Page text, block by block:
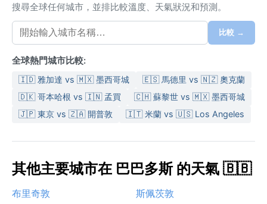
搜尋全球任何城市，並排比較溫度、天氣狀況和預測。
比較 →
全球熱門城市比較:
🇮🇩 雅加達 vs 🇲🇽 墨西哥城
🇪🇸 馬德里 vs 🇳🇿 奧克蘭
🇩🇰 哥本哈根 vs 🇮🇳 孟買
🇨🇭 蘇黎世 vs 🇲🇽 墨西哥城
🇯🇵 東京 vs 🇿🇦 開普敦
🇮🇹 米蘭 vs 🇺🇸 Los Angeles
其他主要城市在 巴巴多斯 的天氣 🇧🇧
布里奇敦
斯佩茨敦